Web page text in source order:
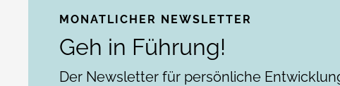
MONATLICHER NEWSLETTER
Geh in Führung!
Der Newsletter für persönliche